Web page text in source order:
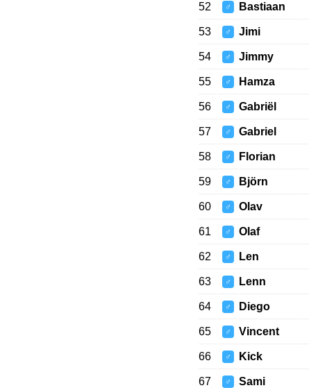
52 ♂ Bastiaan
53 ♂ Jimi
54 ♂ Jimmy
55 ♂ Hamza
56 ♂ Gabriël
57 ♂ Gabriel
58 ♂ Florian
59 ♂ Björn
60 ♂ Olav
61 ♂ Olaf
62 ♂ Len
63 ♂ Lenn
64 ♂ Diego
65 ♂ Vincent
66 ♂ Kick
67 ♂ Sami